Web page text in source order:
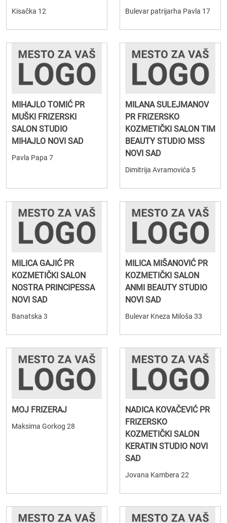
Kisačka 12 Bulevar patrijarha Pavla 17
MIHAJLO TOMIĆ PR
MUŠKI FRIZERSKI
SALON STUDIO
MIHAJLO NOVI SAD
Pavla Papa 7
MILANA SULEJMANOV
PR FRIZERSKO
KOZMETIČKI SALON TIM
BEAUTY STUDIO MSS
NOVI SAD
Dimitrija Avramovića 5
MILICA GAJIĆ PR
KOZMETIČKI SALON
NOSTRA PRINCIPESSA
NOVI SAD
Banatska 3
MILICA MIŠANOVIĆ PR
KOZMETIČKI SALON
ANMI BEAUTY STUDIO
NOVI SAD
Bulevar Kneza Miloša 33
MOJ FRIZERAJ
Maksima Gorkog 28
NADICA KOVAČEVIĆ PR
FRIZERSKO
KOZMETIČKI SALON
KERATIN STUDIO NOVI
SAD
Jovana Kambera 22